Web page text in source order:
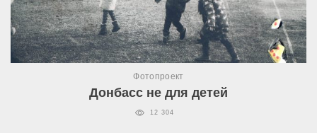
Фотопроект
Донбасс не для детей
12 304